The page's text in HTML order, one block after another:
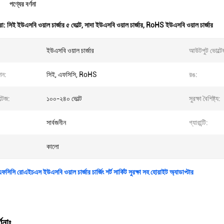
পণ্যের বর্ণনা
সিই ইউএসবি ওয়াল চার্জার ৫ ভোল্ট,সাদা ইউএসবি ওয়াল চার্জার, RoHS ইউএসবি ওয়াল চার্জার
ইউএসবি ওয়াল চার্জার আউটপুট
সিই, এফসিসি, RoHS রঙ:
১০০-২৪০ ভোল্ট সুরক্ষা বৈশিষ্ট্য:
সার্বজনীন গ্যারান্টি:
কালো
রোএইচএস ইউএসবি ওয়াল চার্জার চার্জিং শর্ট সার্কিট সুরক্ষা সহ হোয়াইট অ্যাডাপ্টার